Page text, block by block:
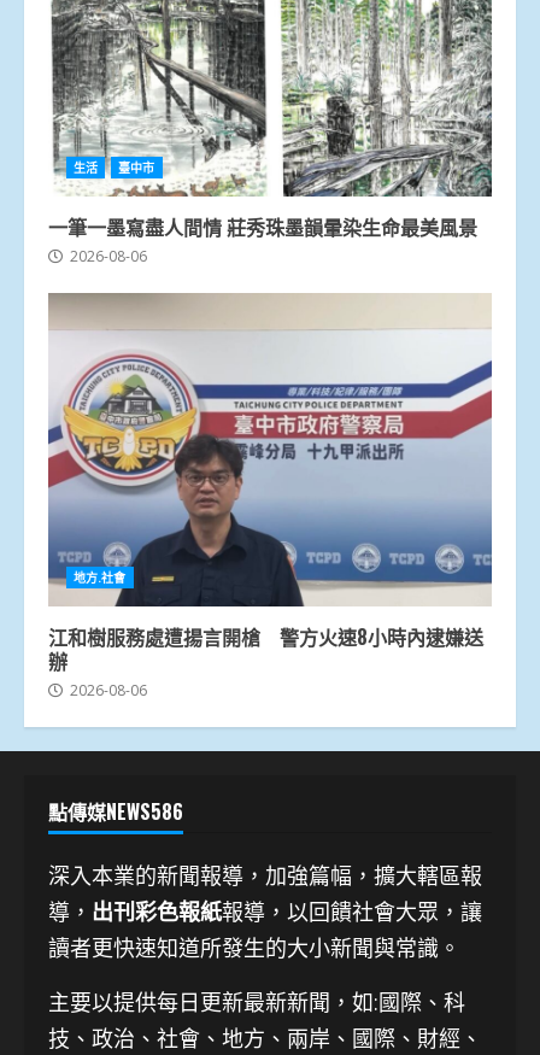
生活 臺中市
一筆一墨寫盡人間情 莊秀珠墨韻暈染生命最美風景
2026-08-06
地方.社會
江和樹服務處遭揚言開槍 警方火速8小時內逮嫌送
辦
2026-08-06
點傳媒NEWS586
深入本業的新聞報導，加強篇幅，擴大轄區報
導， 出刊彩色報紙報導，以回饋社會大眾，讓
讀者更快速知道所發生的大小新聞與常識。
主要以提供每日更新最新新聞 ，如:國際、科
技、 政治、社會、地方、兩岸、國際、財經、